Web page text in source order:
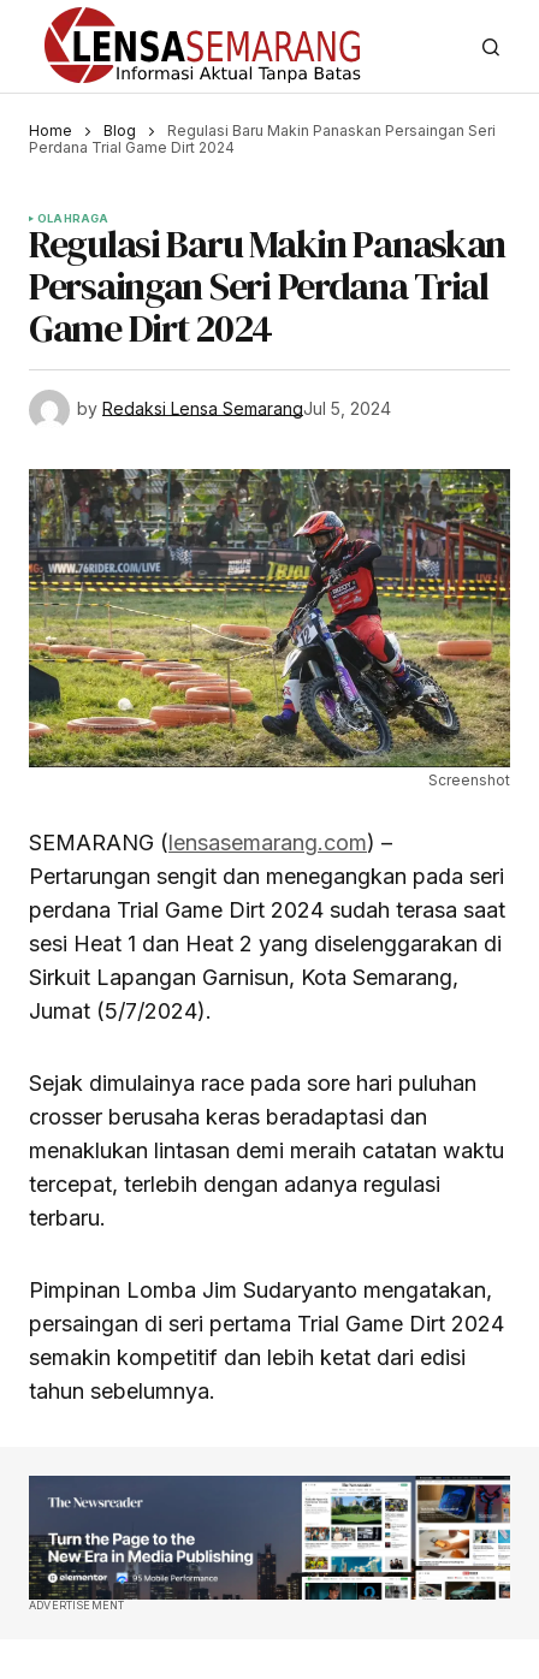
Home Blog
Regulasi Baru Makin Panaskan Persaingan Seri
Perdana Trial Game Dirt 2024
OLAHRAGA
Regulasi Baru Makin Panaskan
Persaingan Seri Perdana Trial
Game Dirt 2024
by Redaksi Lensa SemarangJul 5, 2024
Screenshot
SEMARANG (lensasemarang.com) –
Pertarungan sengit dan menegangkan pada seri
perdana Trial Game Dirt 2024 sudah terasa saat
sesi Heat 1 dan Heat 2 yang diselenggarakan di
Sirkuit Lapangan Garnisun, Kota Semarang,
Jumat (5/7/2024).
Sejak dimulainya race pada sore hari puluhan
crosser berusaha keras beradaptasi dan
menaklukan lintasan demi meraih catatan waktu
tercepat, terlebih dengan adanya regulasi
terbaru.
Pimpinan Lomba Jim Sudaryanto mengatakan,
persaingan di seri pertama Trial Game Dirt 2024
semakin kompetitif dan lebih ketat dari edisi
tahun sebelumnya.
ADVERTISEMENT